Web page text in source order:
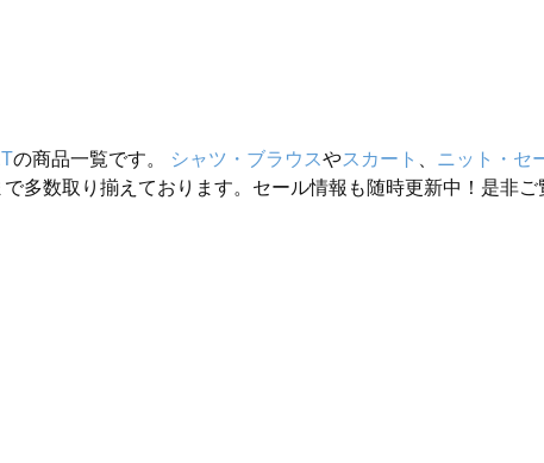
の商品一覧です。 シャツ・ブラウスやスカート ニット・セ
で多数取り揃えております。セール情報も随時更新中！是非ご